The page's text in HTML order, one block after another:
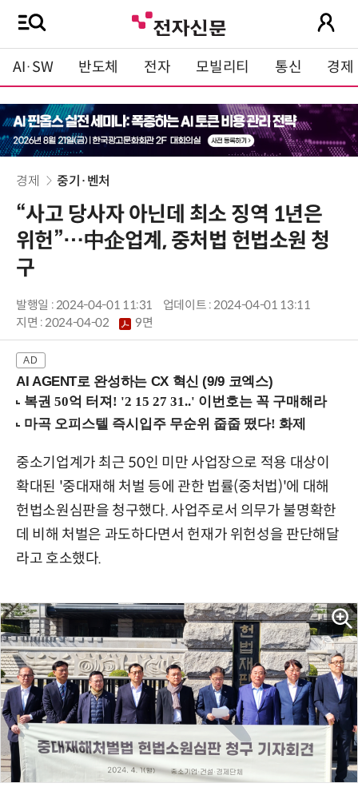
AI·SW 반도체 전자 모빌리티 통신 경제
경제 중기·벤처
“사고 당사자 아닌데 최소 징역 1년은
위헌”…中企업계, 중처법 헌법소원 청
구
발행일 : 2024-04-01 11:31
업데이트 : 2024-04-01 13:11
지면 :2024-04-02 9면
AI AGENT로 완성하는 CX 혁신 (9/9 코엑스)
중소기업계가 최근 50인 미만 사업장으로 적용 대상이
확대된 '중대재해 처벌 등에 관한 법률(중처법)'에 대해
헌법소원심판을 청구했다. 사업주로서 의무가 불명확한
데 비해 처벌은 과도하다면서 헌재가 위헌성을 판단해달
라고 호소했다.